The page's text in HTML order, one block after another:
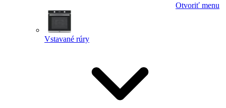
Otvoriť menu
Vstavané rúry